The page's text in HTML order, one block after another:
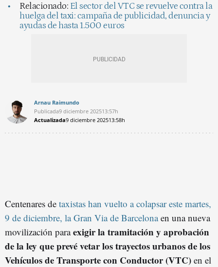
Relacionado: El sector del VTC se revuelve contra la
huelga del taxi: campaña de publicidad, denuncia y
ayudas de hasta 1.500 euros
Arnau Raimundo
Publicada9 diciembre 202513:57h
Actualizada9 diciembre 202513:58h
Centenares de taxistas han vuelto a colapsar este martes,
9 de diciembre, la Gran Via de Barcelonaen una nueva
movilización paraexigir la tramitación y aprobación
de la ley que prevé vetar los trayectos urbanos de los
Vehículos de Transporte con Conductor (VTC) en el